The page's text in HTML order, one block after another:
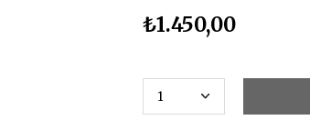
₺1.450,00